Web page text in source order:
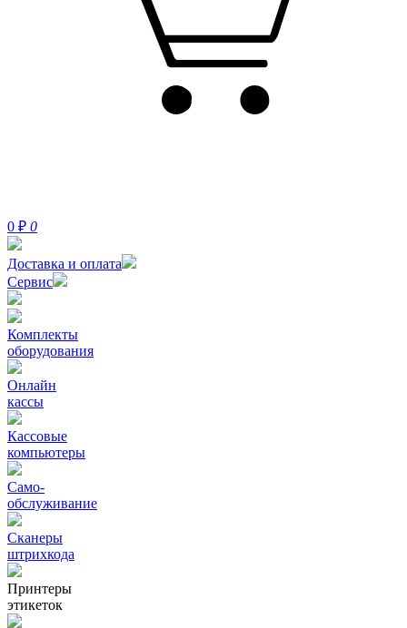
0 ₽ 0
Доставка и оплата
Сервис
Комплекты
оборудования
Онлайн
кассы
Кассовые
компьютеры
Само-
обслуживание
Сканеры
штрихкода
Принтеры
этикеток